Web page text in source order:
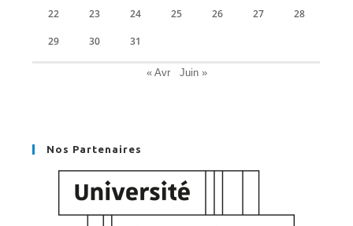
22 23 24 25 26 27 28
29 30 31
« Avr Juin »
Nos Partenaires